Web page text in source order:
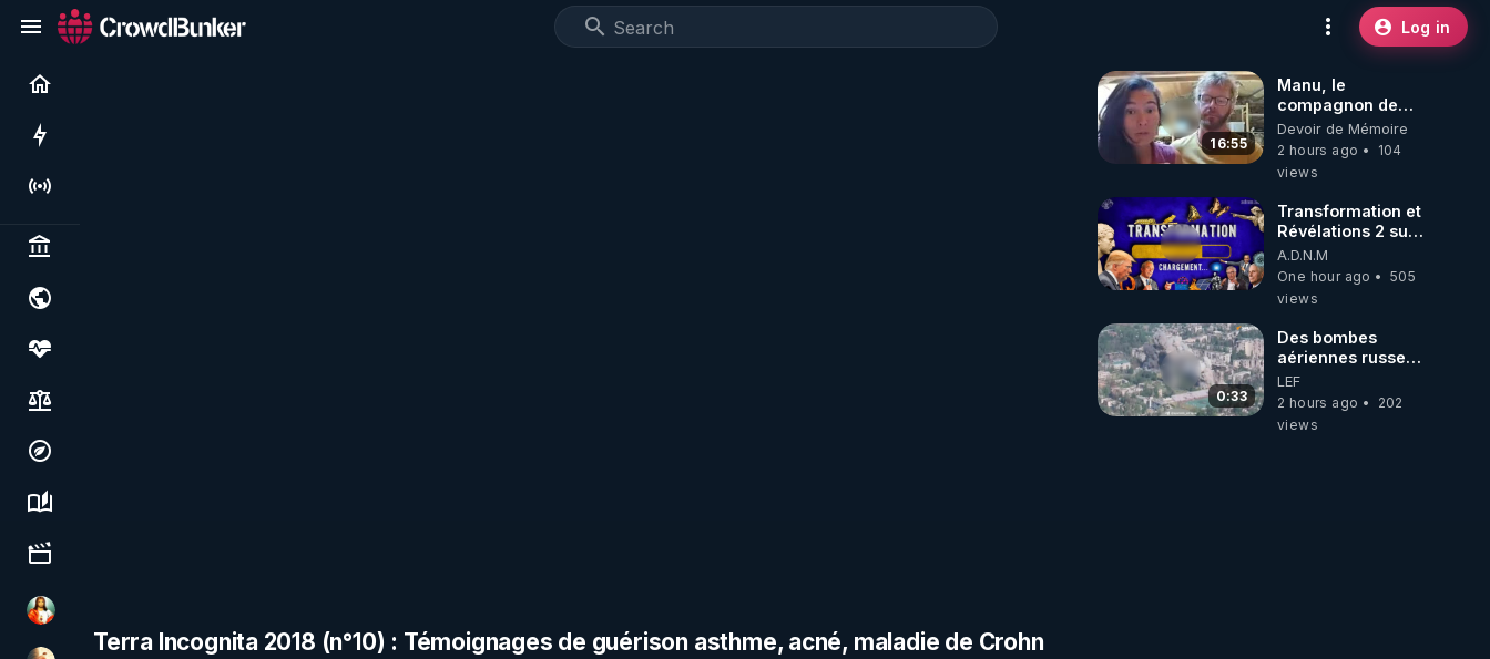
Log in
Live
Politics & institutions
Society, justice & freedoms
Economy, environment & technology
Science, history & spirituality
Culture, media & entertainment
L'autre son de cloche
Terra Incognita 2018 (n°10) : Témoignages de guérison asthme, acné, maladie de Crohn
16:55
Manu, le
compagnon de
Kyria, raconte sa
garde à vue
musclée.
Devoir de Mémoire
2 hours ago
104
views
Transformation et
Révélations 2 sur
2 - live du
07/08/26
A.D.N.M
One hour ago
505
views
0:33
Des bombes
aériennes russes
anéantissent les
centres de
contrôle de
LEF
2 hours ago
202
views